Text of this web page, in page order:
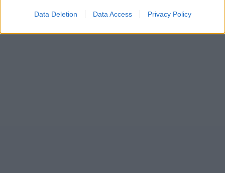
Data Deletion Data Access Privacy Policy